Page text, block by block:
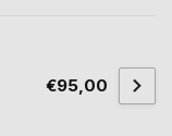
€95,00